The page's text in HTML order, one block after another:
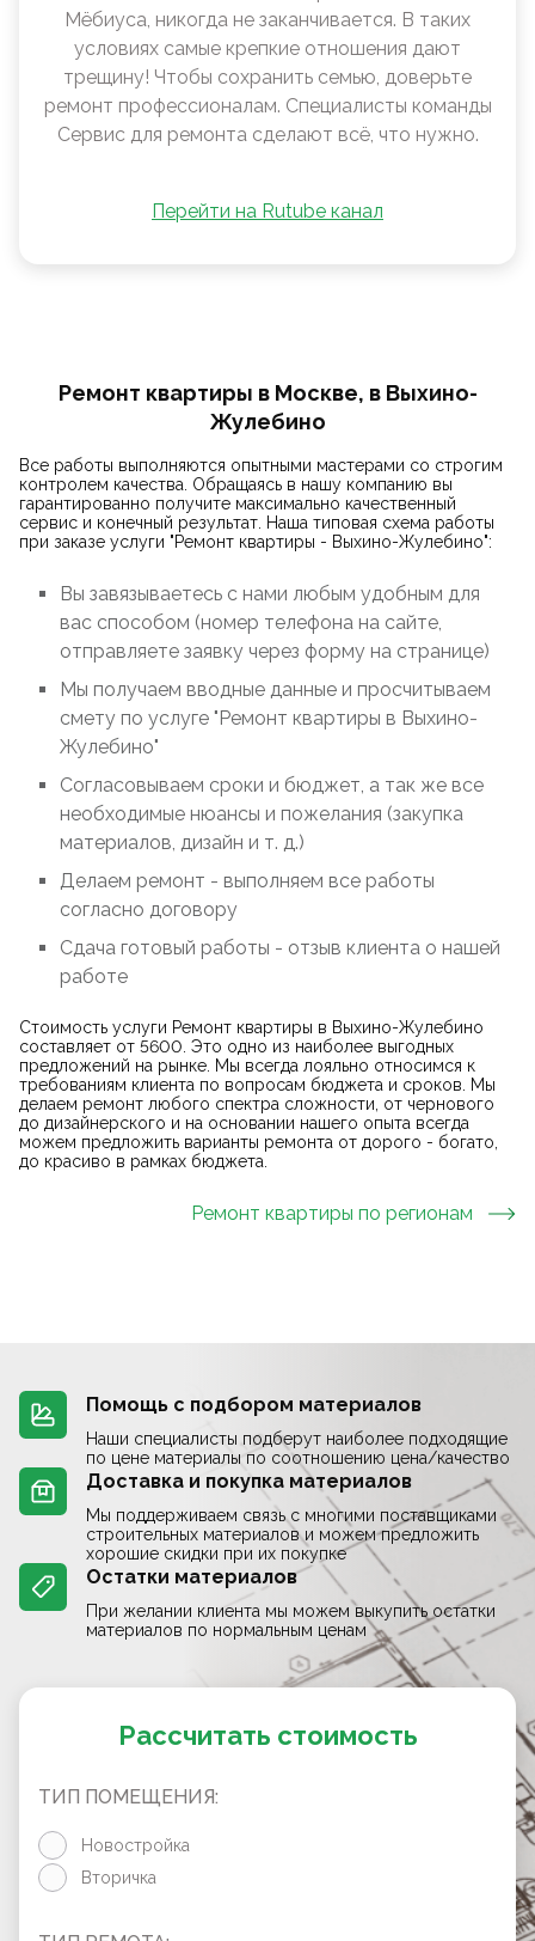
Мëбиуса, никогда не заканчивается. В таких
условиях самые крепкие отношения дают
трещину! Чтобы сохранить семью, доверьте
ремонт профессионалам. Специалисты команды
Сервис для ремонта сделают всё, что нужно.
Перейти на Rutube канал
Ремонт квартиры в Москве, в Выхино-
Жулебино
Все работы выполняются опытными мастерами со строгим
контролем качества. Обращаясь в нашу компанию вы
гарантированно получите максимально качественный
сервис и конечный результат. Наша типовая схема работы
при заказе услуги "Ремонт квартиры - Выхино-Жулебино":
Вы завязываетесь с нами любым удобным для
вас способом (номер телефона на сайте,
отправляете заявку через форму на странице)
Мы получаем вводные данные и просчитываем
смету по услуге "Ремонт квартиры в Выхино-
Жулебино"
Согласовываем сроки и бюджет, а так же все
необходимые нюансы и пожелания (закупка
материалов, дизайн и т. д.)
Делаем ремонт - выполняем все работы
согласно договору
Сдача готовый работы - отзыв клиента о нашей
работе
Стоимость услуги Ремонт квартиры в Выхино-Жулебино
составляет от 5600. Это одно из наиболее выгодных
предложений на рынке. Мы всегда лояльно относимся к
требованиям клиента по вопросам бюджета и сроков. Мы
делаем ремонт любого спектра сложности, от чернового
до дизайнерского и на основании нашего опыта всегда
можем предложить варианты ремонта от дорого - богато,
до красиво в рамках бюджета.
Ремонт квартиры по регионам
Помощь с подбором материалов
Наши специалисты подберут наиболее подходящие
по цене материалы по соотношению цена/качество
Доставка и покупка материалов
Мы поддерживаем связь с многими поставщиками
строительных материалов и можем предложить
хорошие скидки при их покупке
Остатки материалов
При желании клиента мы можем выкупить остатки
материалов по нормальным ценам
Рассчитать стоимость
ТИП ПОМЕЩЕНИЯ:
Новостройка
Вторичка